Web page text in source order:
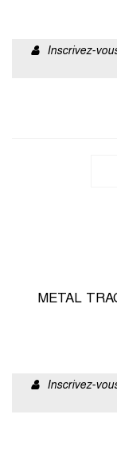
Inscrivez-
METAL
Inscrivez-